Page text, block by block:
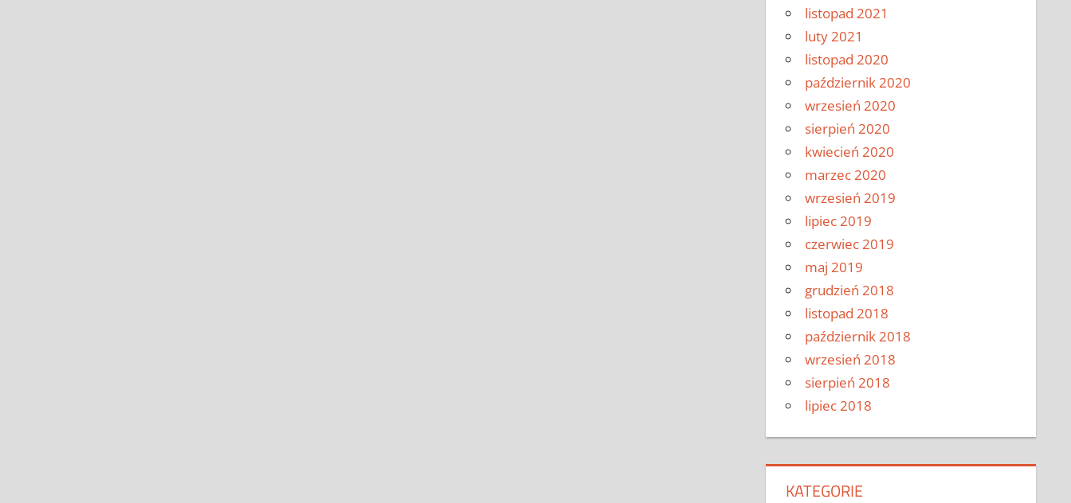
listopad 2021
luty 2021
listopad 2020
październik 2020
wrzesień 2020
sierpień 2020
kwiecień 2020
marzec 2020
wrzesień 2019
lipiec 2019
czerwiec 2019
maj 2019
grudzień 2018
listopad 2018
październik 2018
wrzesień 2018
sierpień 2018
lipiec 2018
KATEGORIE